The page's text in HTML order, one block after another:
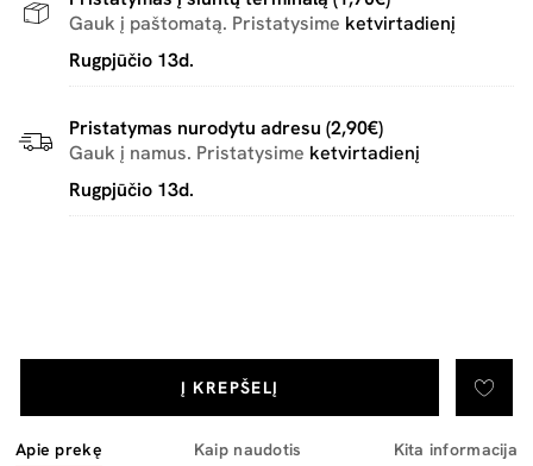
Į KREPŠELĮ
Gauk į paštomatą. Pristatysime ketvirtadienį
Rugpjūčio 13d.
Pristatymas nurodytu adresu (2,90€)
Gauk į namus. Pristatysime ketvirtadienį
Rugpjūčio 13d.
Apie prekę Kaip naudotis Kita informacija